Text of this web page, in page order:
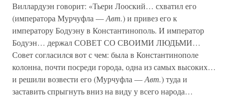
Виллардуэн говорит: «Тьери Лооский… схватил его
(императора Мурчуфла —Авт.) и привез его к
императору Бодуэну в Константинополь. И император
Бодуэн… держал СОВЕТ СО СВОИМИ ЛЮДЬМИ…
Совет согласился вот с чем: была в Константинополе
колонна, почти посреди города, одна из самых высоких…
и решили возвести его (Мурчуфла —Авт.) туда и
заставить спрыгнуть вниз на виду у всего народа…